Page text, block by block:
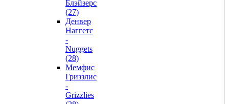
Блэйзерс
(27)
Денвер
Наггетс
-
Nuggets
(28)
Мемфис
Гриззлис
-
Grizzlies